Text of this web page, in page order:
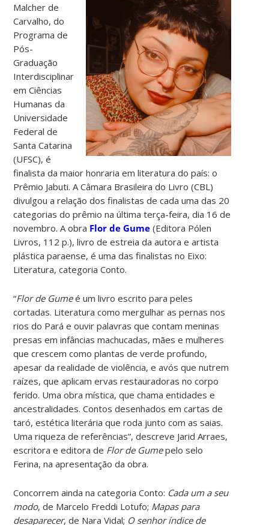
Malcher de
Carvalho, do
Programa de
Pós-
Graduação
Interdisciplinar
em Ciências
Humanas da
Universidade
Federal de
Santa Catarina
(UFSC), é
finalista da maior honraria em literatura do país: o
Prêmio Jabuti. A Câmara Brasileira do Livro (CBL)
divulgou a relação dos finalistas de cada uma das 20
categorias do prêmio na última terça-feira, dia 16 de
novembro. A obra Flor de Gume (Editora Pólen
Livros, 112 p.), livro de estreia da autora e artista
plástica paraense, é uma das finalistas no Eixo:
Literatura, categoria Conto.
“Flor de Gumeé um livro escrito para peles
cortadas. Literatura como mergulhar as pernas nos
rios do Pará e ouvir palavras que contam meninas
presas em infâncias machucadas, mães e mulheres
que crescem como plantas de verde profundo,
apesar da realidade de violência, e avós que nutrem
raízes, que aplicam ervas restauradoras no corpo
ferido. Uma obra mística, que chama entidades e
ancestralidades. Contos desenhados em cartas de
taró, estética literária que roda junto com as saias.
Uma riqueza de referências”, descreve Jarid Arraes,
escritora e editora de Flor de Gumepelo selo
Ferina, na apresentação da obra.
Concorrem ainda na categoria Conto: Cada um a seu
modo, de Marcelo Freddi Lotufo; Mapas para
desaparecer, de Nara Vidal; O senhor índice de